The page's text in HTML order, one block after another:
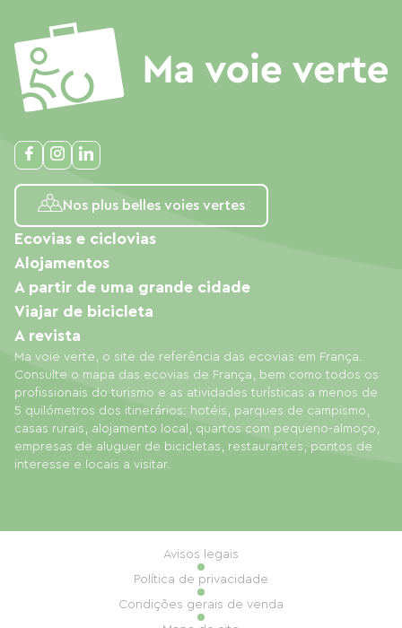
Nos plus belles voies vertes
Ma voie verte, o site de referência das ecovias em França.
Consulte o mapa das ecovias de França, bem como todos os
profissionais do turismo e as atividades turísticas a menos de
5 quilómetros dos itinerários: hotéis, parques de campismo,
casas rurais, alojamento local, quartos com pequeno-almoço,
empresas de aluguer de bicicletas, restaurantes, pontos de
interesse e locais a visitar.
Ecovias e ciclovias
Alojamentos
A partir de uma grande cidade
Viajar de bicicleta
A revista
Avisos legais
Política de privacidade
Condições gerais de venda